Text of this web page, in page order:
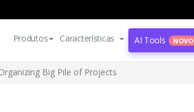
Produtos Características AI Tools NOVO
Big Pile of Projects